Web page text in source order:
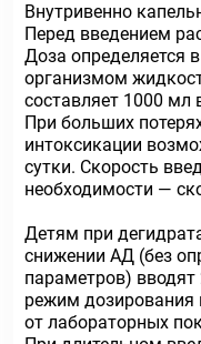
Внутривенно
Перед введением
Доза определяется
организмом
составляет 1000 мл
При больших
интоксикации
сутки. Скорость
необходимости —
Детям при
снижении АД (без
параметров)
режим дозирования
от лабораторных